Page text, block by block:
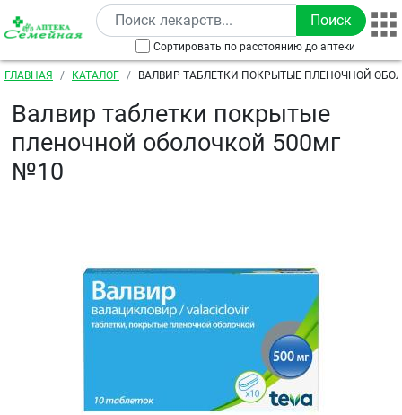
Перейти к основному содержанию
Сортировать по расстоянию до аптеки
Строка навигации
ГЛАВНАЯ КАТАЛОГ ВАЛВИР ТАБЛЕТКИ ПОКРЫТЫЕ ПЛЕНОЧНОЙ
Валвир таблетки покрытые
пленочной оболочкой 500мг
№10